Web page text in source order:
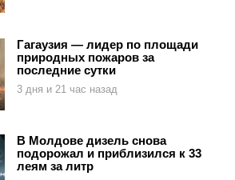
Гагаузия — лидер по площади
природных пожаров за
последние сутки
3 дня и 21 час назад
В Молдове дизель снова
подорожал и приблизился к 33
леям за литр